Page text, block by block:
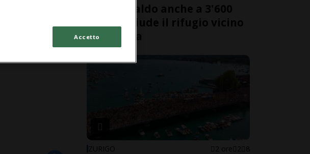
Troppo caldo anche a 3'600
metri: chiude il rifugio vicino
al Bernina
ZURIGO 2 ore 2 8
Accetto